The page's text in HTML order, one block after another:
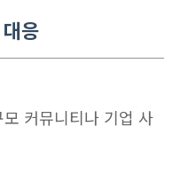
응
모 커뮤니티나 기업 사